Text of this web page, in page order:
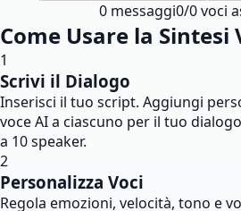
0 messaggi0/0voci
Come Usare la Sintesi
1
Scrivi il Dialogo
Inserisci il tuo script. Aggiungi
voce AI a ciascuno per il tuo
a 10 speaker.
2
Personalizza Voci
Regola emozioni, velocità, tono e